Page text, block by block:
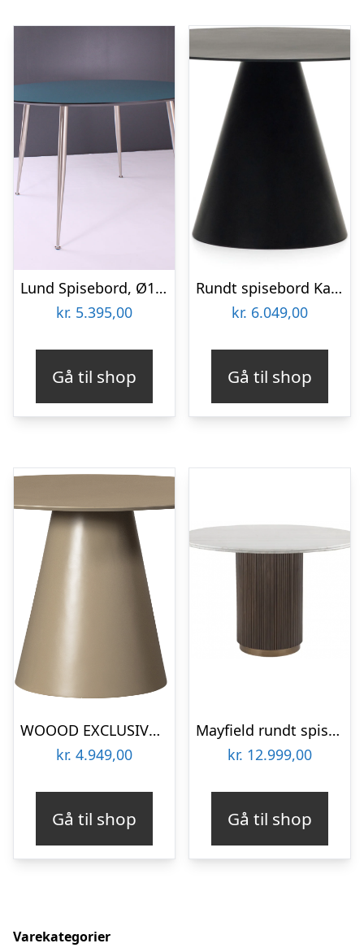
Lund Spisebord, Ø120
kr. 5.395,00
Gå til shop
Rundt spisebord Kave Home Wilshire Ø120 cm sort frostet hærdet glas med matsort stålstel
kr. 6.049,00
Gå til shop
WOOOD EXCLUSIVE Jorre spisebord, rund – army brun MDF (Ø120)
kr. 4.949,00
Gå til shop
Mayfield rundt spisebord i mangotræ & marmor Ø120 cm – Mørkebrun/Hvid marmor
kr. 12.999,00
Gå til shop
Varekategorier